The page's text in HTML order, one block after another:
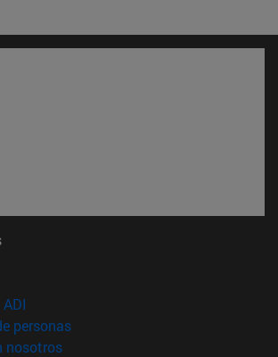
en nueva ventana)
personas(abre en nueva ventana)
nosotros(abre en nueva ventana)